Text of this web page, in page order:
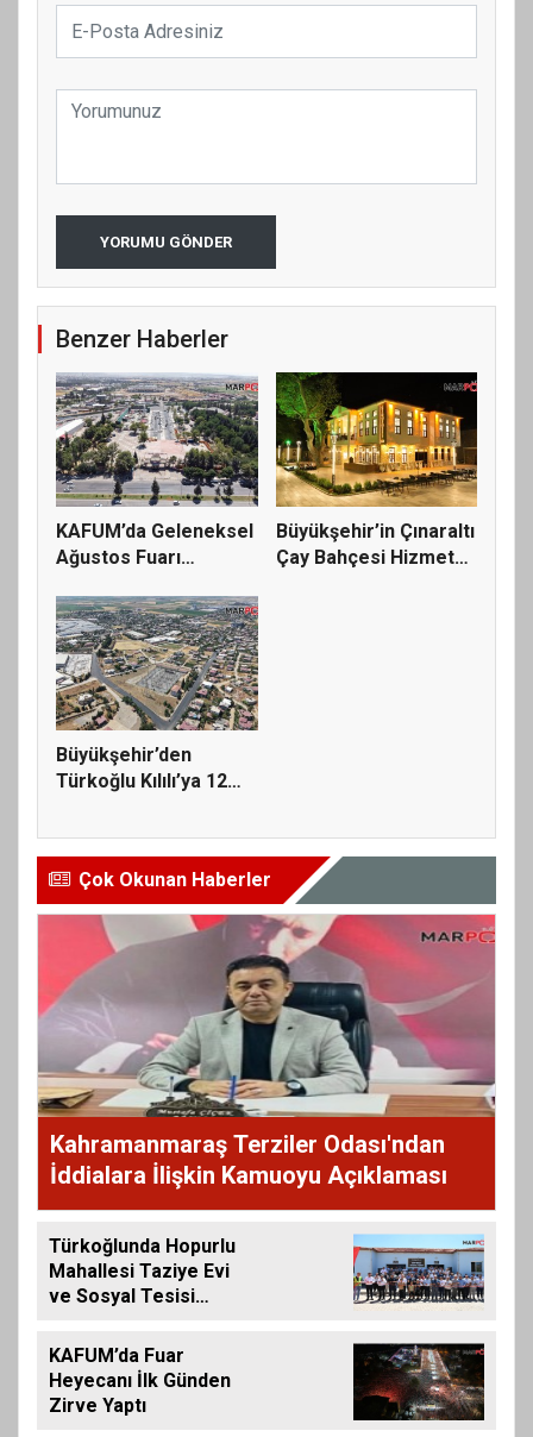
YORUMU GÖNDER
Benzer Haberler
KAFUM’da Geleneksel
Ağustos Fuarı
Büyükşehir’in Çınaraltı
Çay Bahçesi Hizmete
Büyükşehir’den
Türkoğlu Kılılı’ya 12
Çok Okunan Haberler
Kahramanmaraş Terziler Odası'ndan
İddialara İlişkin Kamuoyu Açıklaması
Türkoğlunda Hopurlu
Mahallesi Taziye Evi
ve Sosyal Tesisi
KAFUM’da Fuar
Heyecanı İlk Günden
Zirve Yaptı